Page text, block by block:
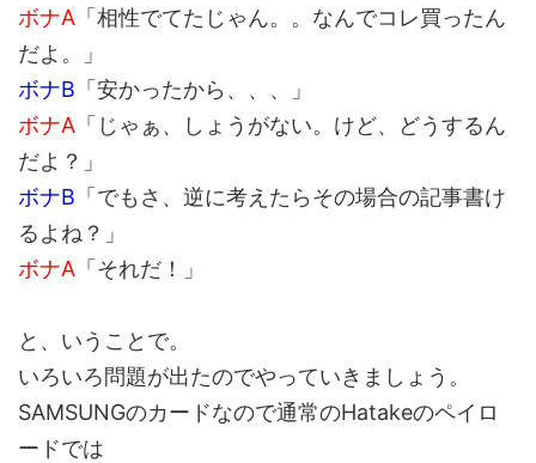
ボナA 「相性でてたじゃん。。なんでコレ買ったん
だよ。」
ボナB 「安かったから、、、」
ボナA 「じゃぁ、しょうがない。けど、どうするん
だよ？」
ボナB 「でもさ、逆に考えたらその場合の記事書け
るよね？」
ボナA 「それだ！」
と、いうことで。
いろいろ問題が出たのでやっていきましょう。
SAMSUNGのカードなので通常のHatakeのペイロ
ードでは